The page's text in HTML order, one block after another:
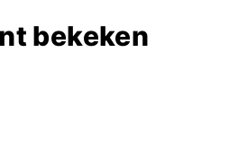
bekeken